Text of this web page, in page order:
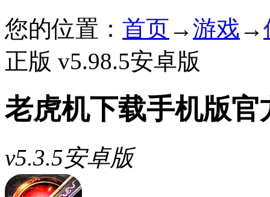
您的位置： 首页 →游戏 →
正版 v5.98.5安卓版
老虎机下载手机版官
v5.3.5安卓版